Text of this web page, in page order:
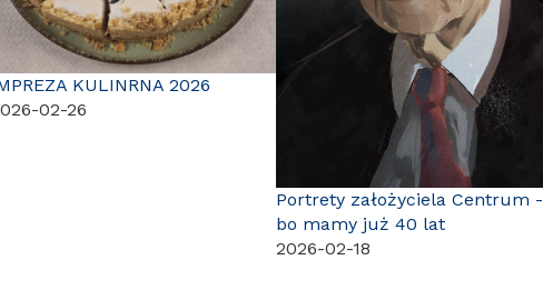
KULINRNA 2026
02-26
Portrety założyciela Centrum -
bo mamy już 40 lat
2026-02-18